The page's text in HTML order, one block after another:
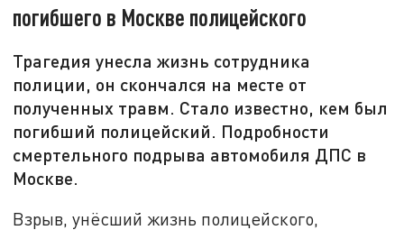
погибшего в Москве полицейского
Трагедия унесла жизнь сотрудника
полиции, он скончался на месте от
полученных травм. Стало известно, кем был
погибший полицейский. Подробности
смертельного подрыва автомобиля ДПС в
Москве.
Взрыв, унёсший жизнь полицейского,